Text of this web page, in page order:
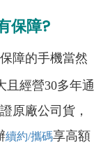
保障?
障的手機當然
且經營30多年通
原廠公司貨，
續約/攜碼享高額